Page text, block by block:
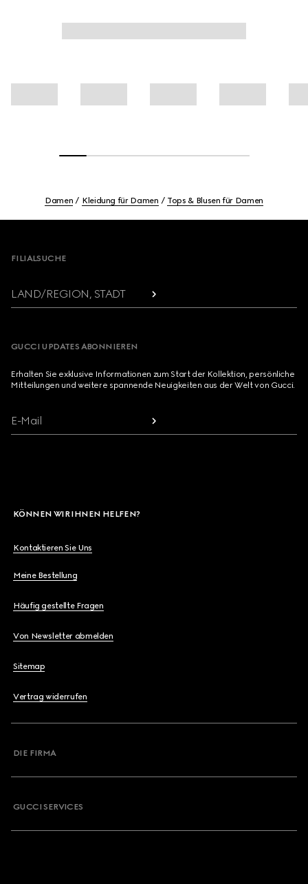
Damen Kleidung für Damen Tops & Blusen für Damen
FILIALSUCHE
LAND/REGION, STADT
GUCCI UPDATES ABONNIEREN
Erhalten Sie exklusive Informationen zum Start der Kollektion, persönliche
Mitteilungen und weitere spannende Neuigkeiten aus der Welt von Gucci.
E-Mail
KÖNNEN WIR IHNEN HELFEN?
Kontaktieren Sie Uns
Meine Bestellung
Häufig gestellte Fragen
Von Newsletter abmelden
Sitemap
Vertrag widerrufen
DIE FIRMA
GUCCI SERVICES